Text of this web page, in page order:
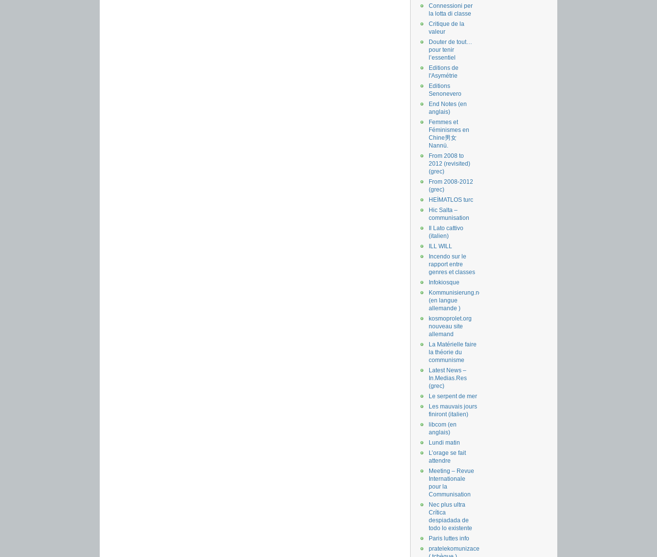
Connessioni per
la lotta di classe
Critique de la
valeur
Douter de tout…
pour tenir
l’essentiel
Editions de
l'Asymétrie
Editions
Senonevero
End Notes (en
anglais)
Femmes et
Féminismes en
Chine男女
Nannü.
From 2008 to
2012 (revisited)
(grec)
From 2008-2012
(grec)
HEİMATLOS turc
Hic Salta –
communisation
Il Lato cattivo
(italien)
ILL WILL
Incendo sur le
rapport entre
genres et classes
Infokiosque
Kommunisierung.net
(en langue
allemande )
kosmoprolet.org
nouveau site
allemand
La Matérielle faire
la théorie du
communisme
Latest News –
In.Medias.Res
(grec)
Le serpent de mer
Les mauvais jours
finiront (italien)
libcom (en
anglais)
Lundi matin
L’orage se fait
attendre
Meeting – Revue
Internationale
pour la
Communisation
Nec plus ultra
Crítica
despiadada de
todo lo existente
Paris luttes info
pratelekomunizace